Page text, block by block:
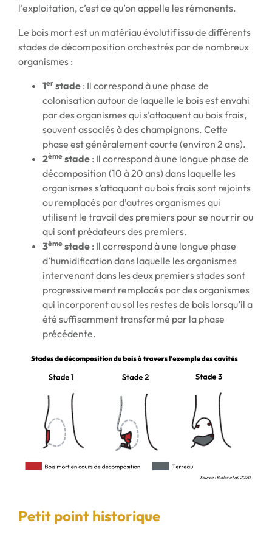
l’exploitation, c’est ce qu’on appelle les rémanents.
Le bois mort est un matériau évolutif issu de différents
stades de décomposition orchestrés par de nombreux
organismes :
1er stade : Il correspond à une phase de
colonisation autour de laquelle le bois est envahi
par des organismes qui s’attaquent au bois frais,
souvent associés à des champignons. Cette
phase est généralement courte (environ 2 ans).
2ème stade : Il correspond à une longue phase de
décomposition (10 à 20 ans) dans laquelle les
organismes s’attaquant au bois frais sont rejoints
ou remplacés par d’autres organismes qui
utilisent le travail des premiers pour se nourrir ou
qui sont prédateurs des premiers.
3ème stade : Il correspond à une longue phase
d’humidification dans laquelle les organismes
intervenant dans les deux premiers stades sont
progressivement remplacés par des organismes
qui incorporent au sol les restes de bois lorsqu’il a
été suffisamment transformé par la phase
précédente.
Petit point historique